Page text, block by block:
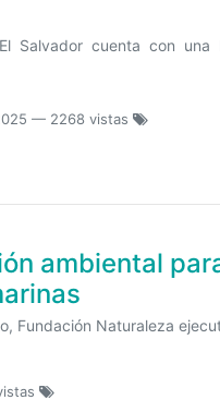
Salvador cuenta con una
— 2268 vistas
ambiental
Fundación Naturaleza